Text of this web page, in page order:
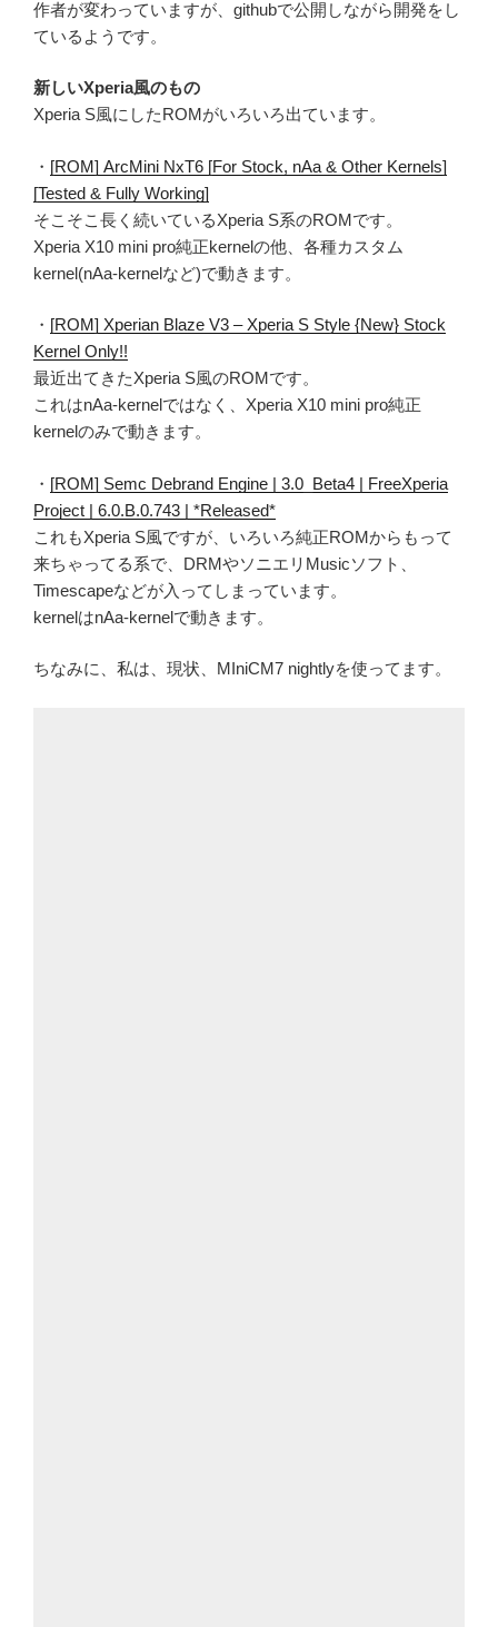
作者が変わっていますが、githubで公開しながら開発をし
ているようです。
新しいXperia風のもの
Xperia S風にしたROMがいろいろ出ています。
・ [ROM] ArcMini NxT6 [For Stock, nAa & Other Kernels]
[Tested & Fully Working]
そこそこ長く続いているXperia S系のROMです。
Xperia X10 mini pro純正kernelの他、各種カスタム
kernel(nAa-kernelなど)で動きます。
・ [ROM] Xperian Blaze V3 – Xperia S Style {New} Stock
Kernel Only!!
最近出てきたXperia S風のROMです。
これはnAa-kernelではなく、Xperia X10 mini pro純正
kernelのみで動きます。
・ [ROM] Semc Debrand Engine | 3.0_Beta4 | FreeXperia
Project | 6.0.B.0.743 | *Released*
これもXperia S風ですが、いろいろ純正ROMからもって
来ちゃってる系で、DRMやソニエリMusicソフト、
Timescapeなどが入ってしまっています。
kernelはnAa-kernelで動きます。
ちなみに、私は、現状、MIniCM7 nightlyを使ってます。